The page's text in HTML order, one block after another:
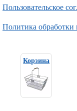
Пользовательское
Политика
Корзина